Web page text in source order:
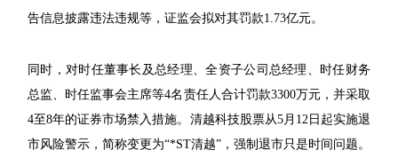
告信息披露违法违规等，证监会拟对其罚款1.73亿元。
同时，对时任董事长及总经理、全资子公司总经理、时任财务
总监、时任监事会主席等4名责任人合计罚款3300万元，并采取
4至8年的证券市场禁入措施。清越科技股票从5月12日起实施退
市风险警示，简称变更为“*ST清越”，强制退市只是时间问题。